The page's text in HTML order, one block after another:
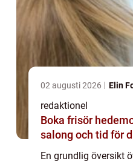
02 augusti 2026 Elin
redaktionel
Boka frisör hedemora så hittar
salong och tid för
En grundlig översikt